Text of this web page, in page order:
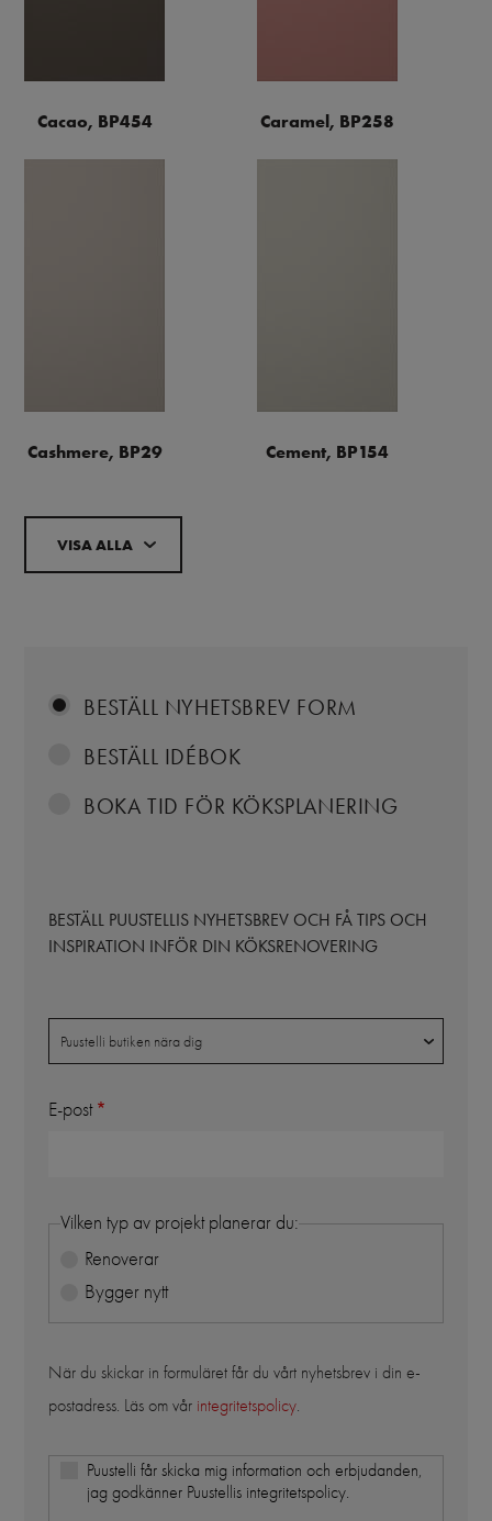
Cacao, BP454 Caramel, BP258
Cashmere, BP29 Cement, BP154
VISA ALLA
BESTÄLL NYHETSBREV FORM
BESTÄLL IDÉBOK
BOKA TID FÖR KÖKSPLANERING
BESTÄLL PUUSTELLIS NYHETSBREV OCH FÅ TIPS OCH
INSPIRATION INFÖR DIN KÖKSRENOVERING
Puustelli butiken nära dig
E-post
Vilken typ av projekt planerar du:
Renoverar
Bygger nytt
När du skickar in formuläret får du vårt nyhetsbrev i din e-
postadress. Läs om vår integritetspolicy
Puustelli får skicka mig information och erbjudanden,
jag godkänner Puustellis integritetspolicy.